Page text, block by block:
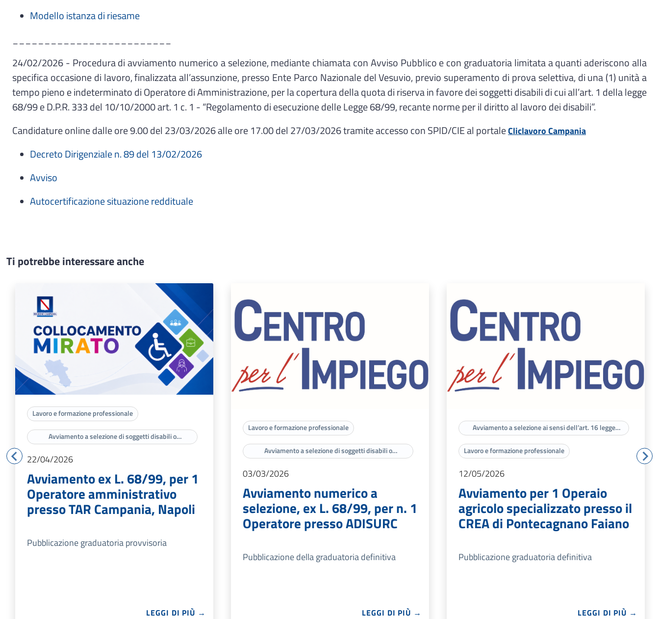
Modello istanza di riesame
24/02/2026 - Procedura di avviamento numerico a selezione, mediante chiamata con Avviso Pubblico e con graduatoria limitata a quanti aderiscono alla
specifica occasione di lavoro, finalizzata all’assunzione, presso Ente Parco Nazionale del Vesuvio, previo superamento di prova selettiva, di una (1) unità a
tempo pieno e indeterminato di Operatore di Amministrazione, per la copertura della quota di riserva in favore dei soggetti disabili di cui all’art. 1 della legge
68/99 e D.P.R. 333 del 10/10/2000 art. 1 c. 1 - “Regolamento di esecuzione delle Legge 68/99, recante norme per il diritto al lavoro dei disabili”.
Candidature online dalle ore 9.00 del 23/03/2026 alle ore 17.00 del 27/03/2026 tramite accesso con SPID/CIE al portaleCliclavoro Campania
Decreto Dirigenziale n. 89 del 13/02/2026
Avviso
Autocertificazione situazione reddituale
Ti potrebbe interessare anche
Lavoro e formazione professionale
Avviamento a selezione di soggetti disabili o
appartenenti a categorie protette di cui agli artt. 3 e 18
22/04/2026
Avviamento ex L. 68/99, per 1
Operatore amministrativo
presso TAR Campania, Napoli
Pubblicazione graduatoria provvisoria
LEGGI DI PIÙ →
Lavoro e formazione professionale
Avviamento a selezione di soggetti disabili o
appartenenti a categorie protette di cui agli artt. 3 e 18
03/03/2026
Avviamento numerico a
selezione, ex L. 68/99, per n. 1
Operatore presso ADISURC
Pubblicazione della graduatoria definitiva
LEGGI DI PIÙ →
Avviamento a selezione ai sensi dell’art. 16 legge
56/87
Lavoro e formazione professionale
12/05/2026
Avviamento per 1 Operaio
agricolo specializzato presso il
CREA di Pontecagnano Faiano
Pubblicazione graduatoria definitiva
LEGGI DI PIÙ →